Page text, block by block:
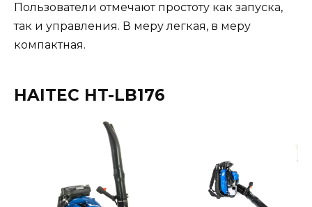
Пользователи отмечают простоту как запуска,
так и управления. В меру легкая, в меру
компактная.
HAITEC HT-LB176